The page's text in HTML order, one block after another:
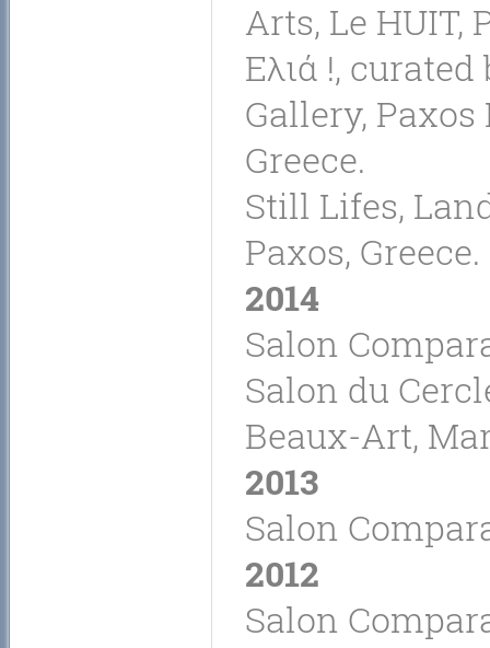
Arts, Le HUIT,
Ελιά !,
Gallery,
Greece.
Still Lifes,
Paxos, Greece.
2014
Salon
Salon du
Beaux-Art,
2013
Salon
2012
Salon